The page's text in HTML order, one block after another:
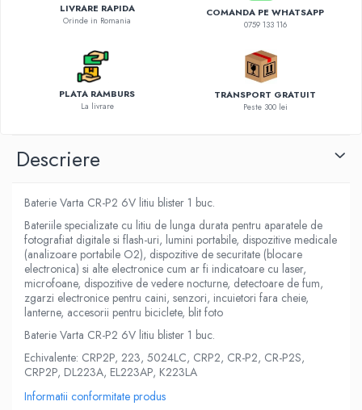
LIVRARE RAPIDA
Orinde in Romania
COMANDA PE WHATSAPP
0759 133 116
PLATA RAMBURS
La livrare
TRANSPORT GRATUIT
Peste 300 lei
Descriere
Baterie Varta CR-P2 6V litiu blister 1 buc.
Bateriile specializate cu litiu de lunga durata pentru aparatele de
fotografiat digitale si flash-uri, lumini portabile, dispozitive medicale
(analizoare portabile O2), dispozitive de securitate (blocare
electronica) si alte electronice cum ar fi indicatoare cu laser,
microfoane, dispozitive de vedere nocturne, detectoare de fum,
zgarzi electronice pentru caini, senzori, incuietori fara cheie,
lanterne, accesorii pentru biciclete, blit foto
Baterie Varta CR-P2 6V litiu blister 1 buc.
Echivalente: CRP2P, 223, 5024LC, CRP2, CR-P2, CR-P2S,
CRP2P, DL223A, EL223AP, K223LA
Informatii conformitate produs